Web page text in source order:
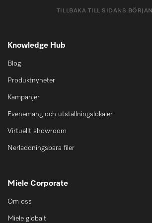
TILLBAKA TILL SIDANS BÖRJAN
Knowledge Hub
Blog
Produktnyheter
Kampanjer
Evenemang och utställningslokaler
Virtuellt showroom
Nerladdningsbara filer
Miele Corporate
Om oss
Miele globalt